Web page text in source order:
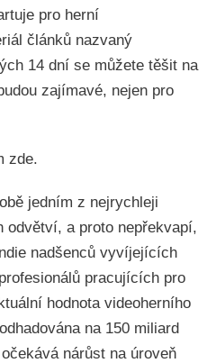
pro herní
článků nazvaný
14 dní se můžete těšit na
zajímavé, nejen pro
zde.
jedním z nejrychleji
odvětví, a proto nepřekvapí,
nadšenců vyvíjejících
pracujících pro
hodnota videoherního
na 150 miliard
nárůst na úroveň